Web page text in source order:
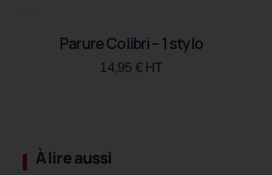
Parure Colibri – 1 stylo
14,95 € HT
À lire aussi